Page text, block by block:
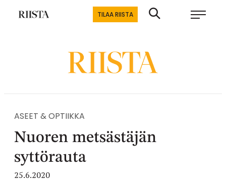
Siirry
Riistalehti.fi
TILAA RIISTA
ASEET & OPTIIKKA
Nuoren metsästäjän
syttörauta
25.6.2020